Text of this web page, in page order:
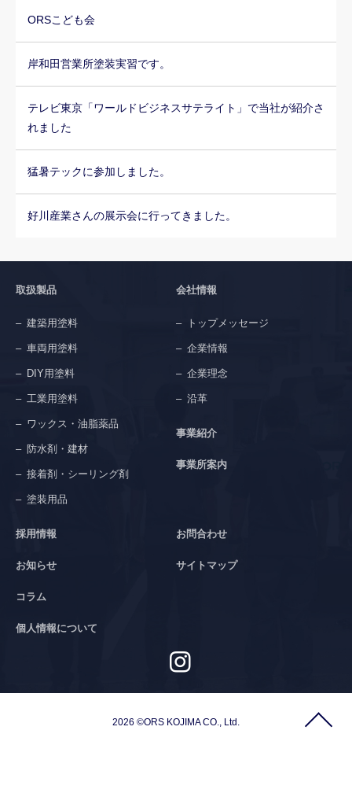
ORSこども会
岸和田営業所塗装実習です。
テレビ東京「ワールドビジネスサテライト」で当社が紹介さ
れました
猛暑テックに参加しました。
好川産業さんの展示会に行ってきました。
取扱製品
建築用塗料
車両用塗料
DIY用塗料
工業用塗料
ワックス・油脂薬品
防水剤・建材
接着剤・シーリング剤
塗装用品
会社情報
トップメッセージ
企業情報
企業理念
沿革
事業紹介
事業所案内
採用情報
お知らせ
コラム
個人情報について
お問合わせ
サイトマップ
2026 ©ORS KOJIMA CO., Ltd.